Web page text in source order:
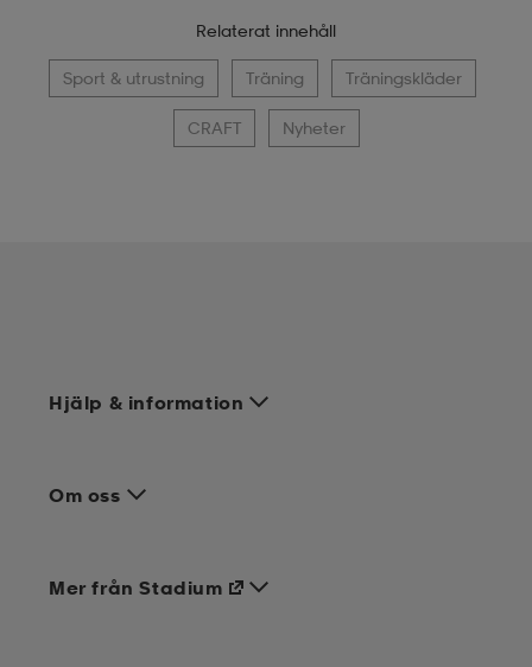
Relaterat innehåll
Sport & utrustning Träning Träningskläder
CRAFT Nyheter
Hjälp & information
Om oss
Mer från Stadium